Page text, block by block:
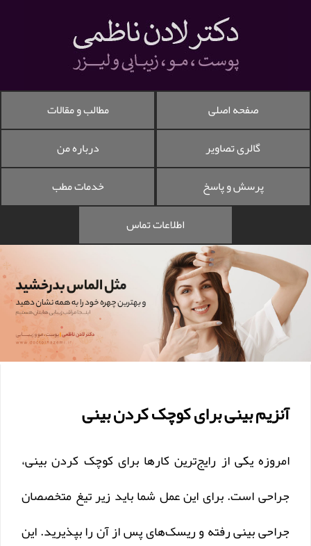
صفحه اصلی
مطالب و مقالات
گالری تصاویر
درباره من
پرسش و پاسخ
خدمات مطب
اطلاعات تماس
آنزیم بینی برای کوچک کردن بینی
امروزه یکی از رایج‌ترین کارها برای کوچک کردن بینی،
جراحی است. برای این عمل شما باید زیر تیغ متخصصان
جراحی بینی رفته و ریسک‌های پس از آن را بپذیرید. این